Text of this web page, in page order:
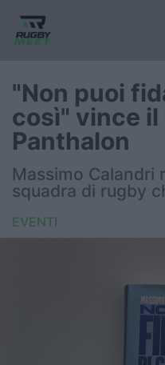
Nazionale
Nazionali giovanili
Rugby Sevens
FIR
United Rugby
"Non puoi
così" vince il
Panthalon
Massimo Calandri
squadra di rugby
EVENTI